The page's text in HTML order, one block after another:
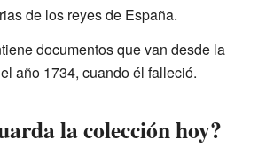
de los reyes de España.
documentos que van desde la
año 1734, cuando él falleció.
la colección hoy?